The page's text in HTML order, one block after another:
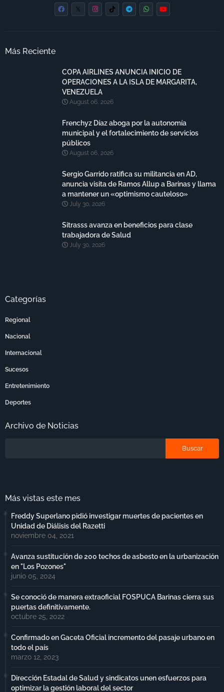
Más Reciente
COPA AIRLINES ANUNCIA INICIO DE
OPERACIONES A LA ISLA DE MARGARITA,
VENEZUELA
August 06, 2026
Frenchyz Díaz aboga por la autonomía
municipal y el fortalecimiento de servicios
públicos
August 06, 2026
Sergio Garrido ratifica su militancia en AD,
anuncia visita de Ramos Allup a Barinas y llama
a mantener un «optimismo cauteloso»
July 30, 2026
Sitrasss avanza en beneficios para clase
trabajadora de Salud
July 30, 2026
Categorías
Regional
Nacional
Internacional
Sucesos
Entretenimiento
Deportes
Archivo de Noticias
Más vistas este mes
Freddy Superlano pidió investigar muertes de pacientes en
Unidad de Diálisis del Razetti
noviembre 04, 2021
Avanza sustitución de 200 techos de asbesto en la urbanización
en "Los Pozones"
junio 05, 2024
Se conoció de manera extraoficial FOSPUCA Barinas cierra sus
puertas definitivamente.
octubre 25, 2022
Confirmado en Gaceta Oficial incremento del pasaje urbano en
todo el país
marzo 12, 2023
Dirección Estadal de Salud y sindicatos unen esfuerzos para
optimizar la gestión laboral del sector